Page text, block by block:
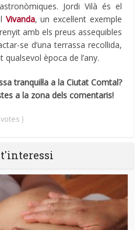
Jordi Vilà és el
Vivanda, un excel·lent exemple
amb els preus assequibles
se d’una terrassa recollida,
època de l’any.
tranquil·la a la Ciutat Comtal?
a la zona dels comentaris!
votes )
t'interessi